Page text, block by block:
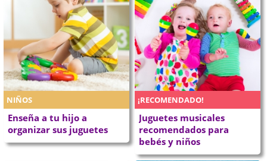
NIÑOS
Enseña a tu hijo a
organizar sus juguetes
¡RECOMENDADO!
Juguetes musicales
recomendados para
bebés y niños